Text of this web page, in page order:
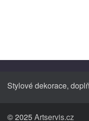
Stylové dekorace,
© 2025Artservis.cz